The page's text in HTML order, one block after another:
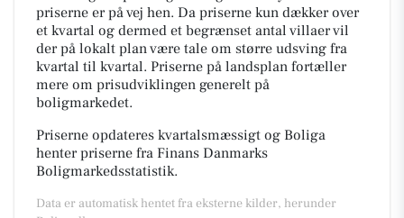
priserne er på vej hen. Da priserne kun dækker over
et kvartal og dermed et begrænset antal villaer vil
der på lokalt plan være tale om større udsving fra
kvartal til kvartal. Priserne på landsplan fortæller
mere om prisudviklingen generelt på
boligmarkedet.
Priserne opdateres kvartalsmæssigt og Boliga
henter priserne fra Finans Danmarks
Boligmarkedsstatistik.
Data er automatisk hentet fra eksterne kilder, herunder